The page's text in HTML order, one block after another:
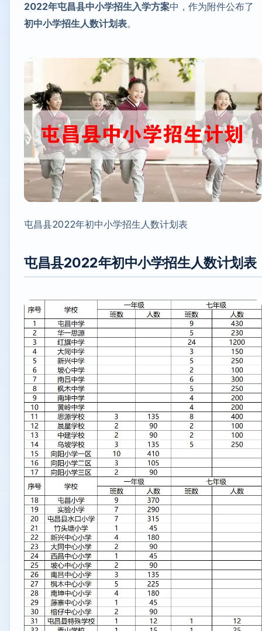
2022年屯昌县中小学招生入学方案中，作为附件公布了
初中小学招生人数计划表。
屯昌县2022年初中小学招生人数计划表
屯昌县2022年初中小学招生人数计划表